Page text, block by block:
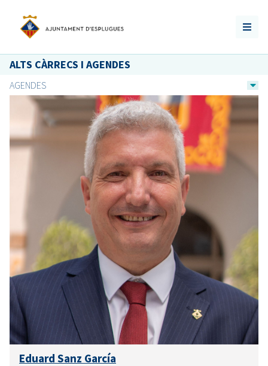
ALTS CÀRRECS I AGENDES
AGENDES
Eduard Sanz García